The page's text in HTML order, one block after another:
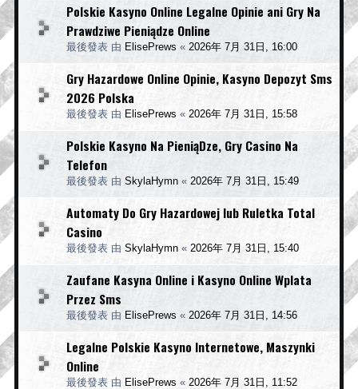
Polskie Kasyno Online Legalne Opinie ani Gry Na
Prawdziwe Pieniądze Online
最後發表 由 ElisePrews « 2026年 7月 31日, 16:00
Gry Hazardowe Online Opinie, Kasyno Depozyt Sms
2026 Polska
最後發表 由 ElisePrews « 2026年 7月 31日, 15:58
Polskie Kasyno Na PieniąDze, Gry Casino Na
Telefon
最後發表 由 SkylaHymn « 2026年 7月 31日, 15:49
Automaty Do Gry Hazardowej lub Ruletka Total
Casino
最後發表 由 SkylaHymn « 2026年 7月 31日, 15:40
Zaufane Kasyna Online i Kasyno Online Wplata
Przez Sms
最後發表 由 ElisePrews « 2026年 7月 31日, 14:56
Legalne Polskie Kasyno Internetowe, Maszynki
Online
最後發表 由 ElisePrews « 2026年 7月 31日, 11:52